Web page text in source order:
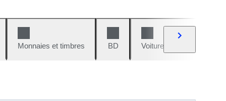
Monnaies et timbres BD Voitures et motos